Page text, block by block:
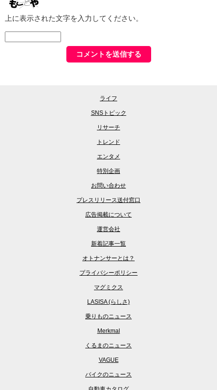
上に表示された文字を入力してください。
ライフ
SNSトピック
リサーチ
トレンド
エンタメ
特別企画
お問い合わせ
プレスリリース送付窓口
広告掲載について
運営会社
新着記事一覧
オトナンサーとは？
プライバシーポリシー
マグミクス
LASISA (らしさ)
乗りものニュース
Merkmal
くるまのニュース
VAGUE
バイクのニュース